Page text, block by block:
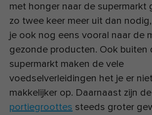
met honger naar de supermarkt
zo twee keer meer uit dan
je ook nog eens vooral naar de
gezonde producten. Ook buiten
supermarkt maken de vele
voedselverleidingen het je er
makkelijker op. Daarnaast zijn de
portiegroottes steeds groter